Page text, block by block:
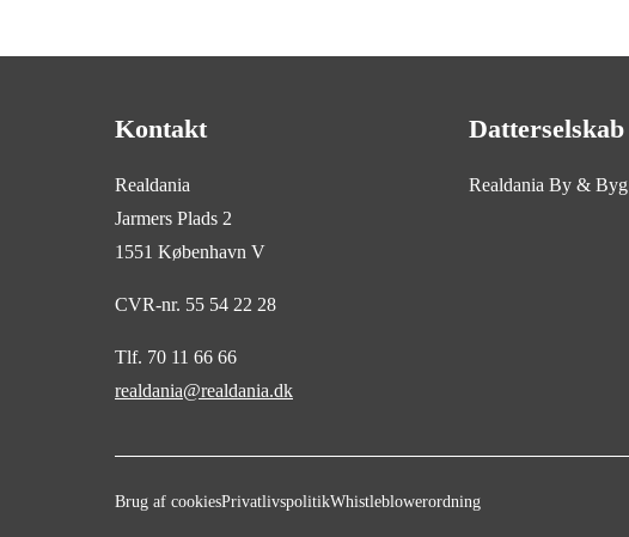
Kontakt
Realdania
Jarmers Plads 2
1551 København V
CVR-nr. 55 54 22 28
Tlf. 70 11 66 66
realdania@realdania.dk
Datterselskab
Realdania By & Byg
Brug af cookiesPrivatlivspolitikWhistleblowerordning